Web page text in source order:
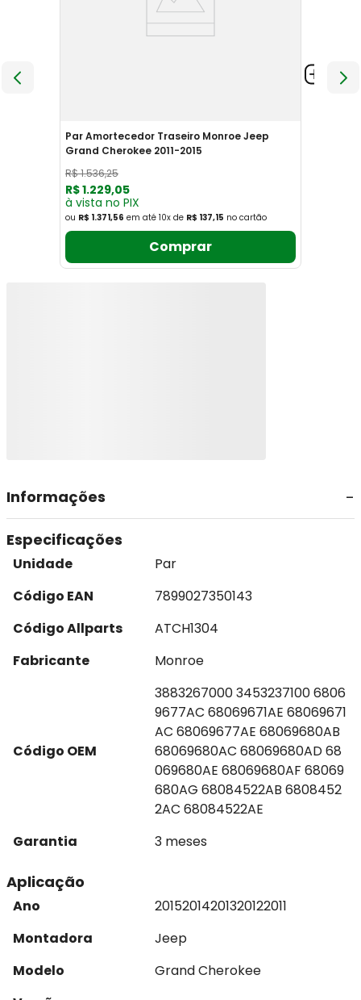
Par Amortecedor Traseiro Monroe Jeep
Grand Cherokee 2011-2015
R$1.536,25
R$1.229,05
à vista no PIX
ou R$ 1.371,56 em até 10x de R$ 137,15 no cartão
Comprar
Informações
Especificações
Unidade
Par
Código EAN
7899027350143
Código Allparts
ATCH1304
Fabricante
Monroe
Código OEM
3883267000 3453237100 6806
9677AC 68069671AE 68069671
AC 68069677AE 68069680AB
68069680AC 68069680AD 68
069680AE 68069680AF 68069
680AG 68084522AB 6808452
2AC 68084522AE
Garantia
3 meses
Aplicação
Ano 20152014201320122011
Montadora
Jeep
Modelo
Grand Cherokee